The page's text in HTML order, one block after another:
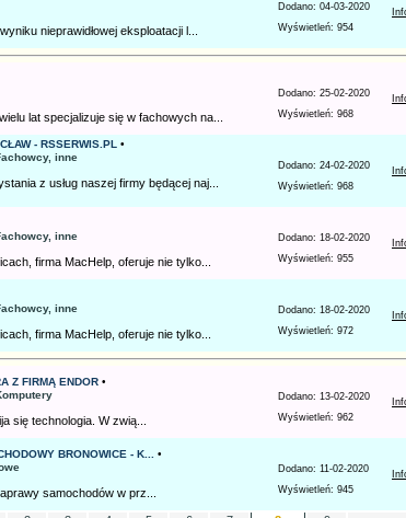
nieprawidłowej eksploatacji l...
Dodano: 04-03-2020
Wyświetleń: 954
lat specjalizuje się w fachowych na...
Dodano: 25-02-2020
Wyświetleń: 968
- RSSERWIS.PL •
inne
z usług naszej firmy będącej naj...
Dodano: 24-02-2020
Wyświetleń: 968
inne
firma MacHelp, oferuje nie tylko...
Dodano: 18-02-2020
Wyświetleń: 955
inne
firma MacHelp, oferuje nie tylko...
Dodano: 18-02-2020
Wyświetleń: 972
Z FIRMĄ ENDOR •
się technologia. W zwią...
Dodano: 13-02-2020
Wyświetleń: 962
BRONOWICE - K...
•
samochodów w prz...
Dodano: 11-02-2020
Wyświetleń: 945